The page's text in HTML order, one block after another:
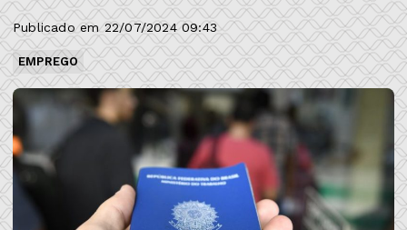
Publicado em 22/07/2024 09:43
EMPREGO